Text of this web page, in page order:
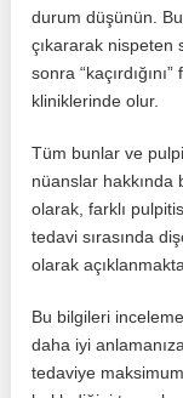
durum düşünün.
çıkararak nispeten
sonra
kliniklerinde olur.
Tüm bunlar ve
nüanslar hakkında
olarak, farklı
tedavi sırasında
olarak
Bu bilgileri
daha iyi
tedaviye